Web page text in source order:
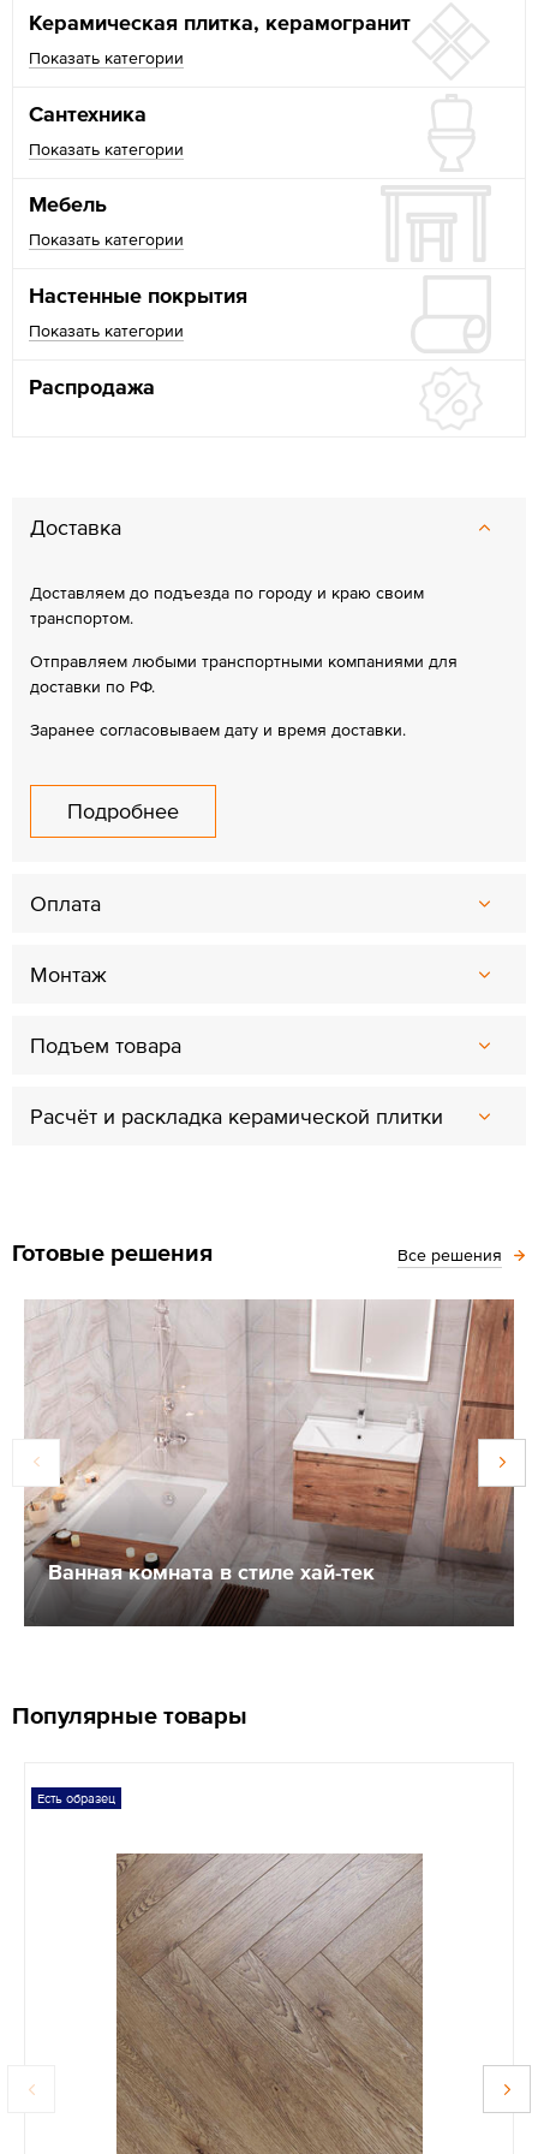
Керамическая плитка, керамогранит
Показать категории
Сантехника
Показать категории
Мебель
Показать категории
Настенные покрытия
Показать категории
Распродажа
Доставка
Доставляем до подъезда по городу и краю своим
транспортом.
Отправляем любыми транспортными компаниями для
доставки по РФ.
Заранее согласовываем дату и время доставки.
Подробнее
Оплата
Монтаж
Подъем товара
Расчёт и раскладка керамической плитки
Готовые решения Все решения
Ванная комната в стиле хай-тек
Популярные товары
Есть образец